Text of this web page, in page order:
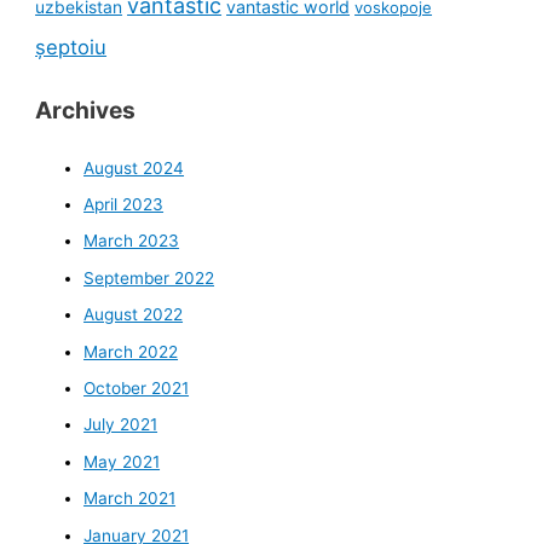
uzbekistan vantastic vantastic world voskopoje
șeptoiu
Archives
August 2024
April 2023
March 2023
September 2022
August 2022
March 2022
October 2021
July 2021
May 2021
March 2021
January 2021